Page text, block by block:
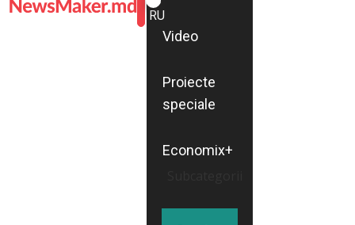
RU
Video
Proiecte
speciale
Economix+